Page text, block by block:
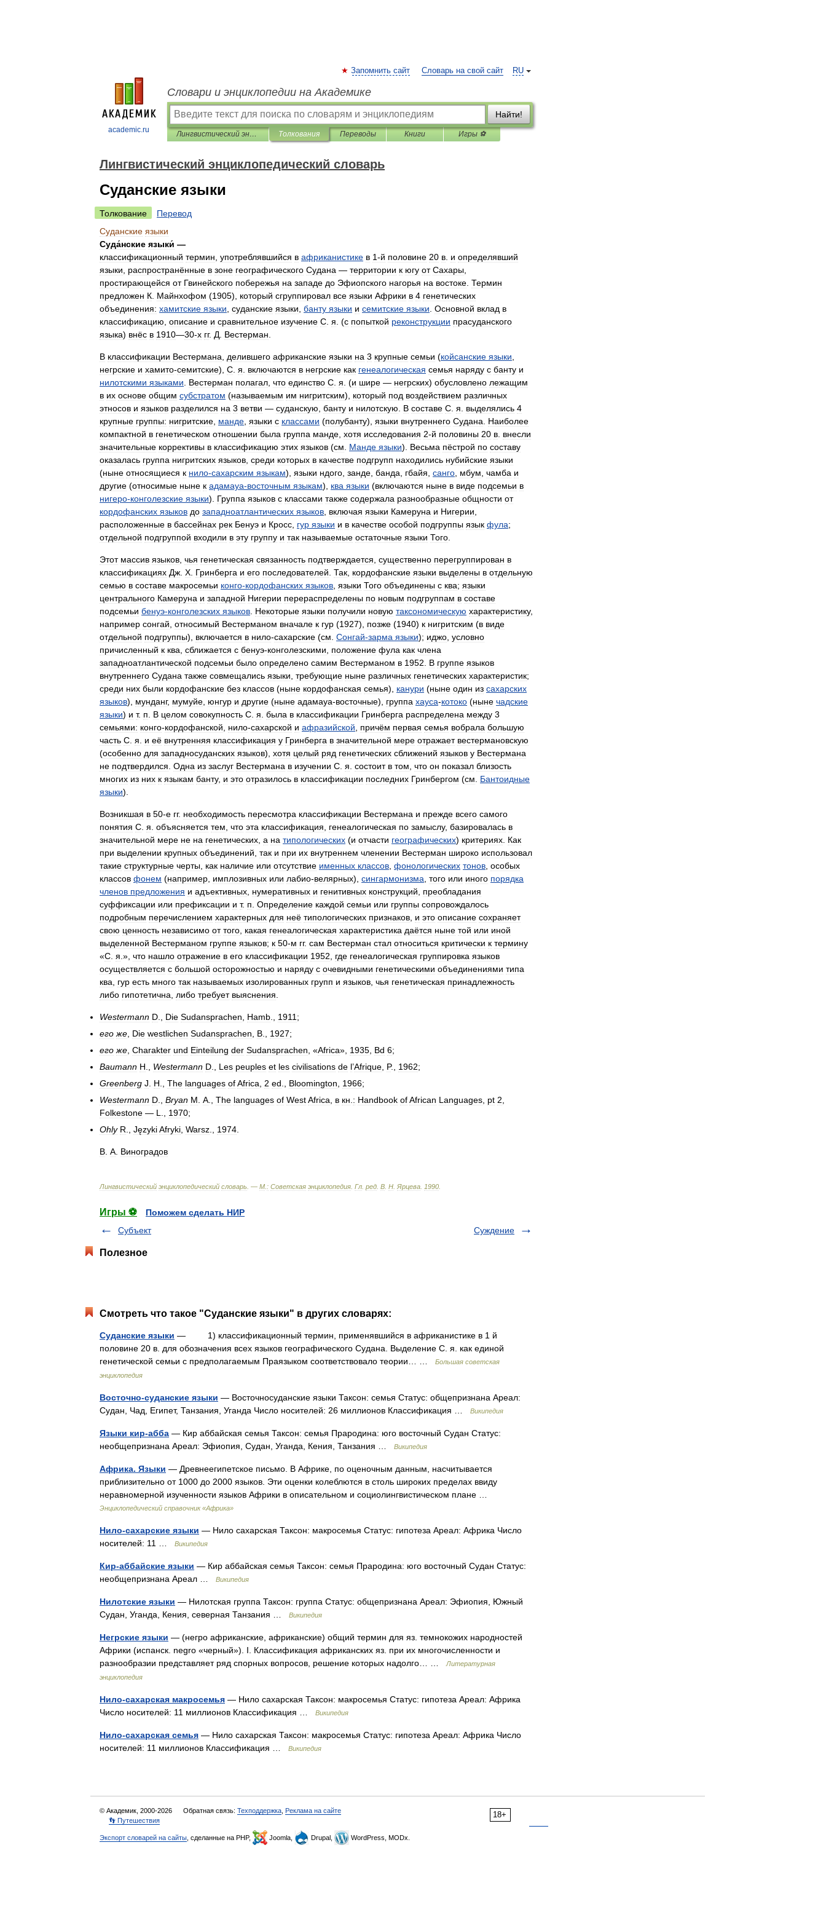
academic.ru
RU
Запомнить сайт Словарь на свой сайт
Словари и энциклопедии на Академике
Найти!
Лингвистический энциклопедический словарь Толкования Переводы Книги Игры ⚽
Лингвистический энциклопедический словарь
Суданские языки
Толкование
Перевод
Суданские языки
Суда́нские языки́ —
классификационный термин употреблявшийся в африканистике в 1‑й половине 20 в и определявший
языки
распространённые в зоне географического Судана — территории к югу от Сахары
простирающейся от Гвинейского побережья на западе до Эфиопского нагорья на востоке Термин
предложен К Майнхофом (1905), который сгруппировал все языки Африки в 4 генетических
объединения: хамитские языки суданские языки банту языки и семитские языки Основной вклад в
классификацию описание и сравнительное изучение С я . (с попыткой реконструкции прасуданского
языка) внёс в 1910—30‑х гг. Д Вестерман
В классификации Вестермана делившего африканские языки на 3 крупные семьи (койсанские языки
негрские и хамито-семитские), С я включаются в негрские как генеалогическая семья наряду с банту и
нилотскими языками Вестерман полагал что единство С я . (и шире — негрских) обусловлено лежащим
в их основе общим субстратом (называемым им нигритским), который под воздействием различных
этносов и языков разделился на 3 ветви — суданскую банту и нилотскую В составе С я выделялись 4
крупные группы: нигритские манде языки с классами (полубанту), языки внутреннего Судана
Наиболее
компактной в генетическом отношении была группа манде хотя исследования 2‑й половины 20 в внесли
значительные коррективы в классификацию этих языков (см Манде языки). Весьма пёстрой по составу
оказалась группа нигритских языков среди которых в качестве подгрупп находились нубийские языки
(ныне относящиеся к нило-сахарским языкам), языки ндого занде банда гбайя санго мбум чамба и
другие (относимые ныне к адамауа-восточным языкам), ква языки (включаются ныне в виде подсемьи в
нигеро-конголезские языки). Группа языков с классами также содержала разнообразные общности от
кордофанских языков до западноатлантических языков включая языки Камеруна и Нигерии
расположенные в бассейнах рек Бенуэ и Кросс гур языки и в качестве особой подгруппы язык фула;
отдельной подгруппой входили в эту группу и так называемые остаточные языки Того
Этот массив языков чья генетическая связанность подтверждается существенно перегруппирован в
классификациях Дж Х Гринберга и его последователей Так кордофанские языки выделены в отдельную
семью в составе макросемьи конго-кордофанских языков языки Того объединены с ква; языки
центрального Камеруна и западной Нигерии перераспределены по новым подгруппам в составе
подсемьи бенуэ-конголезских языков Некоторые языки получили новую таксономическую характеристику,
например сонгай относимый Вестерманом вначале к гур (1927), позже (1940) к нигритским (в виде
отдельной подгруппы), включается в нило-сахарские (см Сонгай-зарма языки); иджо условно
причисленный к ква сближается с бенуэ-конголезскими положение фула как члена
западноатлантической подсемьи было определено самим Вестерманом в 1952 В группе языков
внутреннего Судана также совмещались языки требующие ныне различных генетических характеристик;
среди них были кордофанские без классов (ныне кордофанская семья), канури (ныне один из сахарских
языков), мунданг, мумуйе юнгур и другие (ныне адамауа-восточные), группа хауса-котоко (ныне чадские
языки) и т. п В целом совокупность С я была в классификации Гринберга распределена между 3
семьями: конго-кордофанской нило-сахарской и афразийской причём первая семья вобрала большую
часть С я и её внутренняя классификация у Гринберга в значительной мере отражает вестермановскую
(особенно для западносуданских языков), хотя целый ряд генетических сближений языков у Вестермана
не подтвердился Одна из заслуг Вестермана в изучении С я состоит в том что он показал близость
многих из них к языкам банту, и это отразилось в классификации последних Гринбергом (см
Бантоидные
языки).
Возникшая в 50‑е гг. необходимость пересмотра классификации Вестермана и прежде всего самого
понятия С я объясняется тем что эта классификация генеалогическая по замыслу, базировалась в
значительной мере не на генетических а на типологических (и отчасти географических) критериях Как
при выделении крупных объединений так и при их внутреннем членении Вестерман широко использовал
такие структурные черты как наличие или отсутствие именных классов фонологических тонов особых
классов фонем (например имплозивных или лабио-велярных), сингармонизма того или иного порядка
членов предложения и адъективных нумеративных и генитивных конструкций
преобладания
суффиксации или префиксации и т. п Определение каждой семьи или группы сопровождалось
подробным перечислением характерных для неё типологических признаков и это описание сохраняет
свою ценность независимо от того какая генеалогическая характеристика даётся ныне той или иной
выделенной Вестерманом группе языков; к 50‑м гг. сам Вестерман стал относиться критически к термину
«С я .», что нашло отражение в его классификации 1952 где генеалогическая группировка языков
осуществляется с большой осторожностью и наряду с очевидными генетическими объединениями типа
ква
гур есть много так называемых изолированных групп и языков чья генетическая принадлежность
либо гипотетична либо требует выяснения
Westermann D Die Sudansprachen Hamb 1911 ;
его же Die westlichen Sudansprachen B 1927;
его же Charakter und Einteilung der Sudansprachen , «Africa», 1935 Bd 6;
Baumann H Westermann D Les peuples et les civilisations de l’Afrique P., 1962;
Greenberg J H The languages ofAfrica 2 ed Bloomington 1966;
Westermann D Bryan M A The languages of WestAfrica в кн : Handbook ofAfrican Languages pt 2
Folkestone — L 1970;
Ohly R JęzykiAfryki Warsz 1974
В А Виноградов
Лингвистический энциклопедический словарь . — М : Советская энциклопедия Гл ред В Н Ярцева 1990
Игры ⚽
Поможем сделать НИР
Субъект
Суждение
Полезное
Смотреть что такое "Суданские языки" в других словарях:
Суданские языки — 1) классификационный термин, применявшийся в африканистике в 1 й
половине 20 в. для обозначения всех языков географического Судана. Выделение С. я. как единой
генетической семьи с предполагаемым Праязыком соответствовало теории… …
Большая советская
энциклопедия
Восточно-суданские языки — Восточносуданские языки Таксон: семья Статус: общепризнана Ареал:
Судан, Чад, Египет, Танзания, Уганда Число носителей: 26 миллионов Классификация …
Википедия
Языки кир-абба — Кир аббайская семья Таксон: семья Прародина: юго восточный Судан Статус:
необщепризнана Ареал: Эфиопия, Судан, Уганда, Кения, Танзания …
Википедия
Африка. Языки — Древнеегипетское письмо. В Африке, по оценочным данным, насчитывается
приблизительно от 1000 до 2000 языков. Эти оценки колеблются в столь широких пределах ввиду
неравномерной изученности языков Африки в описательном и социолингвистическом плане …
Энциклопедический справочник «Африка»
Нило-сахарские языки — Нило сахарская Таксон: макросемья Статус: гипотеза Ареал: Африка Число
носителей: 11 …
Википедия
Кир-аббайские языки — Кир аббайская семья Таксон: семья Прародина: юго восточный Судан Статус:
необщепризнана Ареал …
Википедия
Нилотские языки — Нилотская группа Таксон: группа Статус: общепризнана Ареал: Эфиопия, Южный
Судан, Уганда, Кения, северная Танзания …
Википедия
Негрские языки — (негро африканские, африканские) общий термин для яз. темнокожих народностей
Африки (испанск. negro «черный»). I. Классификация африканских яз. при их многочисленности и
разнообразии представляет ряд спорных вопросов, решение которых надолго… …
Литературная
энциклопедия
Нило-сахарская макросемья — Нило сахарская Таксон: макросемья Статус: гипотеза Ареал: Африка
Число носителей: 11 миллионов Классификация …
Википедия
Нило-сахарская семья — Нило сахарская Таксон: макросемья Статус: гипотеза Ареал: Африка Число
носителей: 11 миллионов Классификация …
Википедия
18+
© Академик, 2000-2026 Обратная связь: Техподдержка Реклама на сайте
👣 Путешествия
Экспорт словарей на сайты , сделанные на PHP, Joomla, Drupal, WordPress, MODx.